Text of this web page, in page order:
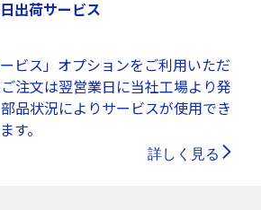
出荷サービス
ービス」オプションをご利用いただ
注文は翌営業日に当社工場より発
品状況によりサービスが使用でき
す。
詳しく見る